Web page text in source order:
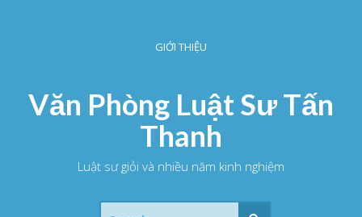
GIỚI THIỆU
Văn Phòng Luật Sư Tấn
Thanh
Luật sư giỏi và nhiều năm kinh nghiệm
S